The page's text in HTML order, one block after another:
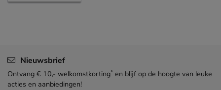
Nieuwsbrief
Ontvang € 10,- welkomstkorting* en blijf op de hoogte van leuke
acties en aanbiedingen!